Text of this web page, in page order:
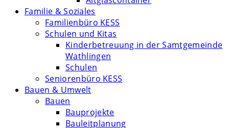
Familie & Soziales
Familienbüro KESS
Schulen und Kitas
Kinderbetreuung in der Samtgemeinde
Wathlingen
Schulen
Seniorenbüro KESS
Bauen & Umwelt
Bauen
Bauprojekte
Bauleitplanung